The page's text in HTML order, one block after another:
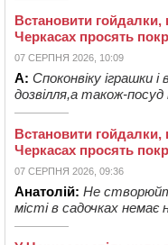
Встановити гойдалки,
Черкасах просять
07 СЕРПНЯ 2026, 10:09
А: Споконвіку іграшки
дозвілля,а також-посуд
Встановити гойдалки,
Черкасах просять
07 СЕРПНЯ 2026, 09:36
Анатолій: Не
місті в садочках немає